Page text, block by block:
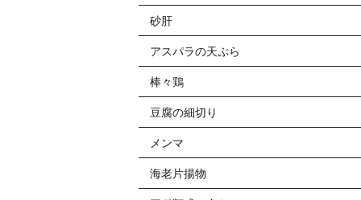
砂肝
アスパラの天ぷら
棒々鶏
豆腐の細切り
メンマ
海老片揚物